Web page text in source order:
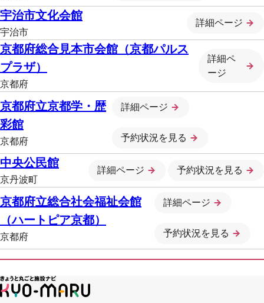
宇治市文化会館
宇治市
詳細ページ
京都府総合見本市会館（京都パルス
プラザ）
京都府
詳細ペ
ージ
京都府立京都学・歴
彩館
京都府
詳細ページ
予約状況を見る
中央公民館
京丹波町
詳細ページ 予約状況を見る
京都府立総合社会福祉会館
（ハートピア京都）
京都府
詳細ページ
予約状況を見る